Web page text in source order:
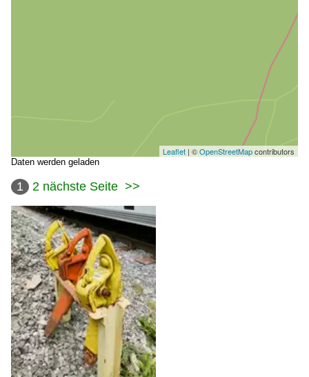
Leaflet | ©OpenStreetMapcontributors
Daten werden geladen
1 2 nächste Seite >>